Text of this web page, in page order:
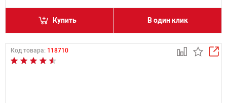
Купить В один клик
Код товара: 118710